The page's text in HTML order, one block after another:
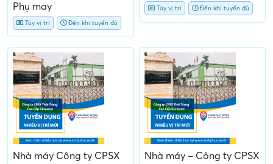
Phụ may
Tùy vị trí Đến khi tuyển đủ
Tùy vị trí Đến khi tuyển đủ
Nhà máy Công ty CPSX
Nhà máy – Công ty CPSX